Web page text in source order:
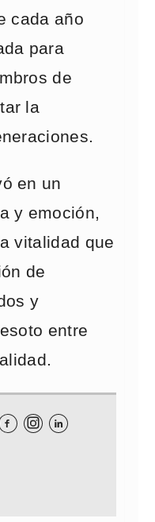
cada año
para
de
la
en un
y emoción,
vitalidad que
de
y
entre
 